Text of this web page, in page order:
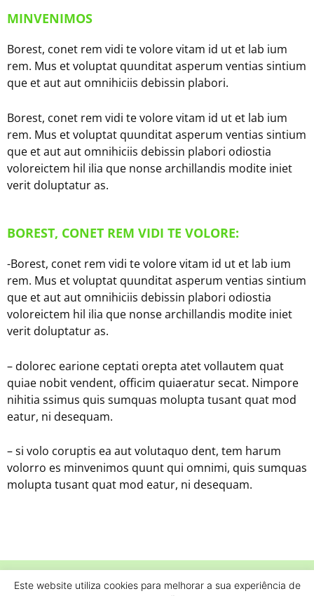
MINVENIMOS
Borest, conet rem vidi te volore vitam id ut et lab ium
rem. Mus et voluptat quunditat asperum ventias sintium
que et aut aut omnihiciis debissin plabori.
Borest, conet rem vidi te volore vitam id ut et lab ium
rem. Mus et voluptat quunditat asperum ventias sintium
que et aut aut omnihiciis debissin plabori odiostia
voloreictem hil ilia que nonse archillandis modite iniet
verit doluptatur as.
BOREST, CONET REM VIDI TE VOLORE:
-Borest, conet rem vidi te volore vitam id ut et lab ium
rem. Mus et voluptat quunditat asperum ventias sintium
que et aut aut omnihiciis debissin plabori odiostia
voloreictem hil ilia que nonse archillandis modite iniet
verit doluptatur as.
– dolorec earione ceptati orepta atet vollautem quat
quiae nobit vendent, officim quiaeratur secat. Nimpore
nihitia ssimus quis sumquas molupta tusant quat mod
eatur, ni desequam.
– si volo coruptis ea aut volutaquo dent, tem harum
volorro es minvenimos quunt qui omnimi, quis sumquas
molupta tusant quat mod eatur, ni desequam.
Este website utiliza cookies para melhorar a sua experiência de